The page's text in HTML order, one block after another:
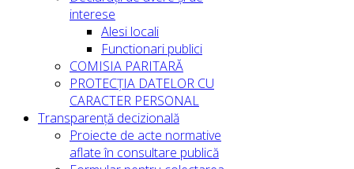
interese
Alesi locali
Functionari publici
COMISIA PARITARĂ
PROTECȚIA DATELOR CU
CARACTER PERSONAL
Transparență decizională
Proiecte de acte normative
aflate în consultare publică